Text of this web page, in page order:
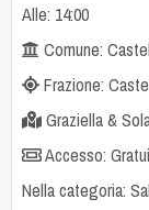
Alle: 14:00
Comune:
Frazione:
Graziella &
Accesso:
Nella categoria: